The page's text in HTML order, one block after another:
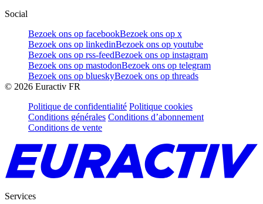
Social
Bezoek ons op facebookBezoek ons op x
Bezoek ons op linkedinBezoek ons op youtube
Bezoek ons op rss-feedBezoek ons op instagram
Bezoek ons op mastodonBezoek ons op telegram
Bezoek ons op blueskyBezoek ons op threads
© 2026 Euractiv FR
Politique de confidentialité Politique cookies
Conditions générales Conditions d’abonnement
Conditions de vente
Services